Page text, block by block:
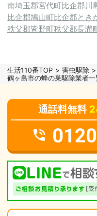
南埼玉郡宮代町比企郡川
比企郡鳩山町比企郡とき
秩父郡皆野町秩父郡長瀞
生活110番TOP 害虫駆除
鶴ヶ島市の蜂の巣駆除業者一
通話料無料